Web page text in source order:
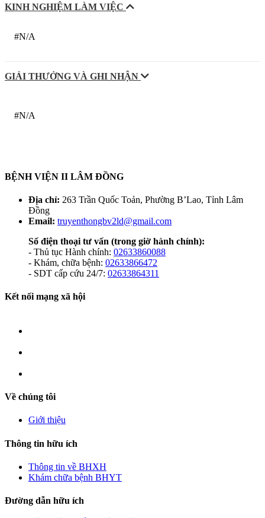
KINH NGHIỆM LÀM VIỆC
#N/A
GIẢI THƯỞNG VÀ GHI NHẬN
#N/A
BỆNH VIỆN II LÂM ĐỒNG
Địa chỉ: 263 Trần Quốc Toản, Phường B’Lao, Tỉnh Lâm
Đồng
Email: truyenthongbv2ld@gmail.com
Số điện thoại tư vấn (trong giờ hành chính):
- Thủ tục Hành chính: 02633860088
- Khám, chữa bệnh: 02633866472
- SDT cấp cứu 24/7: 02633864311
Kết nối mạng xã hội
Về chúng tôi
Giới thiệu
Thông tin hữu ích
Thông tin về BHXH
Khám chữa bệnh BHYT
Đường dẫn hữu ích